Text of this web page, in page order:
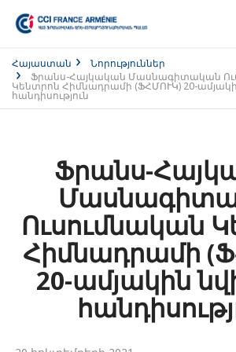
Հայաստան
Նորություններ
Ֆրանս-Հայկական Մասնագիտական
Կենտրոն Հիմնադրամի (ՖՀՄՈՒԿ) 20-
հանդիսություն
Ֆրանս-
Ուսումնական
Հիմնադրամի
20-ամյակին